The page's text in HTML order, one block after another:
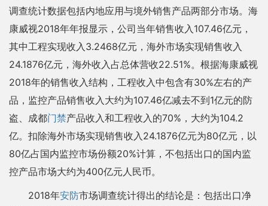
调查统计数据包括内地应用与境外销售产品两部分市场。海
康威视2018年年报显示，公司当年销售收入107.46亿元，
其中工程实现收入3.2468亿元，海外市场实现销售收入
24.1876亿元，海外收入占总体营收22.51%。根据海康威视
2018年的销售收入结构，工程收入中包含有30%左右的产
品，监控产品销售收入大约为107.46亿减去不到1亿元的防
盗、成都门禁产品收入和工程收入的70%，大约为104.2
亿。扣除海外市场实现销售收入24.1876亿元为80亿元，以
80亿占国内监控市场份额20%计算，不包括出口的国内监
控产品市场大约为400亿元人民币。
2018年安防市场调查统计得出的结论是：包括出口净